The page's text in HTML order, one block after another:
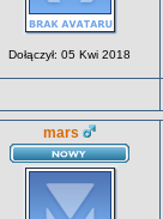
Dołączył: 05 Kwi 2018
mars